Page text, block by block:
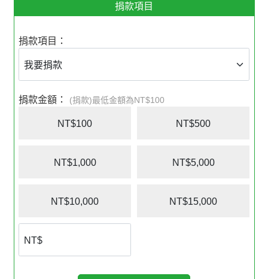
捐款項目
捐款項目：
捐款金額： (捐款)最低金額為NT$100
NT$100 NT$500
NT$1,000 NT$5,000
NT$10,000 NT$15,000